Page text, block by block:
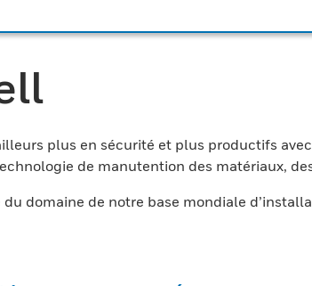
plus en sécurité et plus productifs
de manutention des matériaux,
domaine de notre base mondiale